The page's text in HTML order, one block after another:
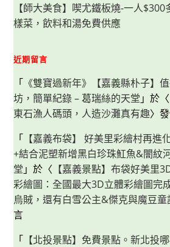
【師大美食】喫尤鐵板燒-一人
樣菜，飲料和湯免費供應
近期留言
「 《雙寶過新年》【嘉義縣朴子】
坊，簡單紀錄 – 葛瑞絲的天堂 」於〈
東石漁人碼頭，人造沙灘真有趣〉
「 【嘉義布袋】 好美里彩繪村再進
+結合泥塑新增黑白珍珠魟魚&闇紋
堂 」於〈 【嘉義景點】布袋好美里
彩繪圖：全國最大3D立體彩繪圖完
烏賊，還有白雪公主&傑克與魔豆
言
「 【北投景點】免費景點。新北投